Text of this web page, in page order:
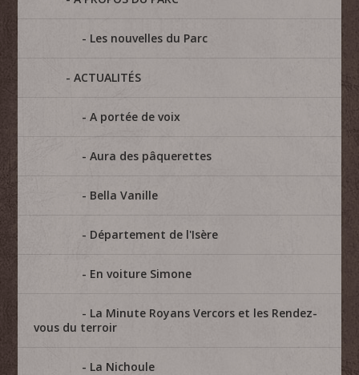
Les nouvelles du Parc
ACTUALITÉS
A portée de voix
Aura des pâquerettes
Bella Vanille
Département de l'Isère
En voiture Simone
La Minute Royans Vercors et les Rendez-
vous du terroir
La Nichoule